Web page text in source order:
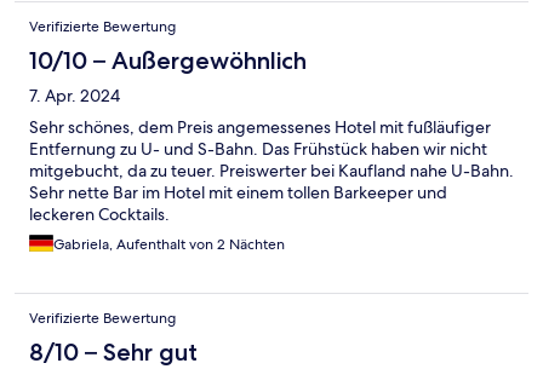
Verifizierte Bewertung
10/10 – Außergewöhnlich
7. Apr. 2024
Sehr schönes, dem Preis angemessenes Hotel mit fußläufiger
Entfernung zu U- und S-Bahn. Das Frühstück haben wir nicht
mitgebucht, da zu teuer. Preiswerter bei Kaufland nahe U-Bahn.
Sehr nette Bar im Hotel mit einem tollen Barkeeper und
leckeren Cocktails.
Gabriela, Aufenthalt von 2 Nächten
Verifizierte Bewertung
8/10 – Sehr gut